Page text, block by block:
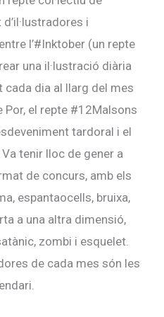
i
l’#Inktober (un repte
una il·lustració diària
dia al llarg del mes
Por, el repte #12Malsons
tardoral i el
tenir lloc de gener a
de concurs, amb els
espantaocells, bruixa,
a una altra dimensió,
zombi i esquelet.
de cada mes són les